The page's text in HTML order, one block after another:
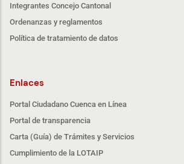
Integrantes Concejo Cantonal
Ordenanzas y reglamentos
Política de tratamiento de datos
Enlaces
Portal Ciudadano Cuenca en Línea
Portal de transparencia
Carta (Guía) de Trámites y Servicios
Cumplimiento de la LOTAIP